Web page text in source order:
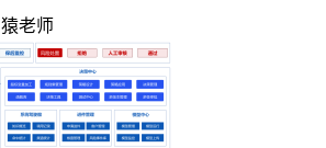
猿老师